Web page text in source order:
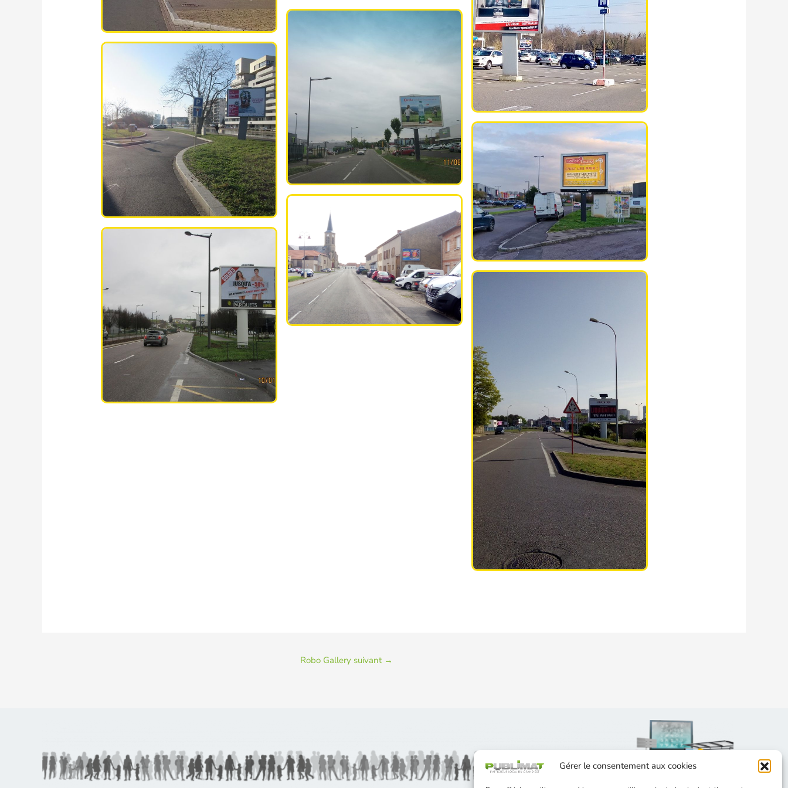
Gérer le consentement aux cookies
Robo Gallery suivant →